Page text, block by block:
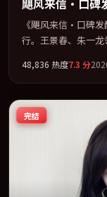
飓风来信·口碑
《飓风来信·口碑
行。王景春、朱一
骨架，在叙事、表
线及主流平台同步
情节与人物弧光的
48,836 热度7.3 分
完结